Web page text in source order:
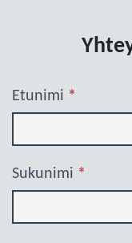
Etunimi *
Sukunimi *